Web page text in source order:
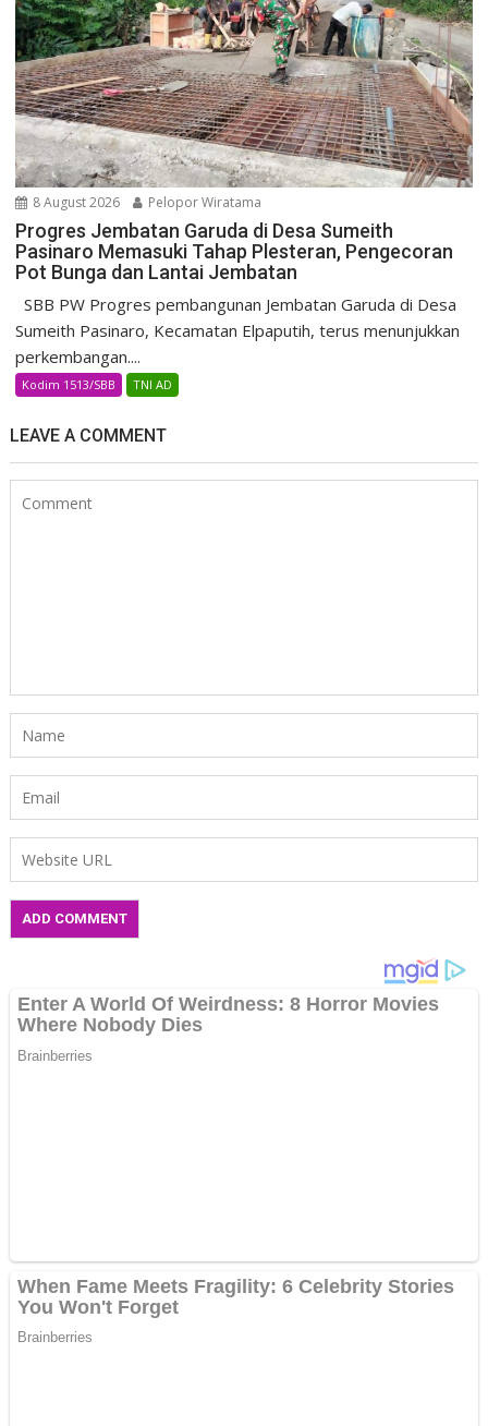
8 August 2026 Pelopor Wiratama
Progres Jembatan Garuda di Desa Sumeith
Pasinaro Memasuki Tahap Plesteran, Pengecoran
Pot Bunga dan Lantai Jembatan
SBB PW Progres pembangunan Jembatan Garuda di Desa
Sumeith Pasinaro, Kecamatan Elpaputih, terus menunjukkan
perkembangan....
Kodim 1513/SBB TNI AD
LEAVE A COMMENT